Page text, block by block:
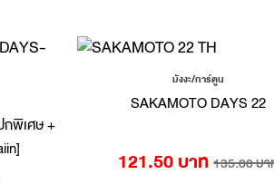
กพิเศษ +
มังงะ/การ์ตูน
SAKAMOTO DAYS 22
121.50 บาท 135.00 บ